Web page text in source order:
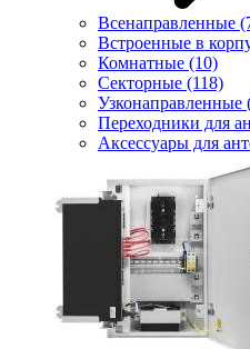
Всенаправленные
Встроенные в
Комнатные (10)
Секторные (118)
Узконаправленные
Переходники для
Аксессуары для